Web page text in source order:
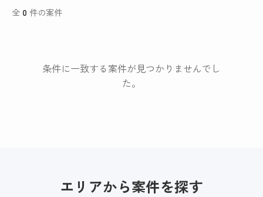
全 0 件の案件
条件に一致する案件が見つかりませんでし
た。
エリアから案件を探す